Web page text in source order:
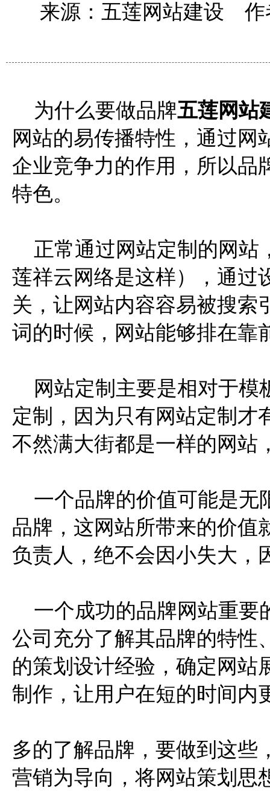
来源：五莲网站建设
为什么要做品牌五莲网站
网站的易传播特性，通过网
企业竞争力的作用，所以品
特色。
正常通过网站定制的网站
莲祥云网络是这样），通过
关，让网站内容容易被搜索
词的时候，网站能够排在靠
网站定制主要是相对于模
定制，因为只有网站定制才
不然满大街都是一样的网站
一个品牌的价值可能是无
品牌，这网站所带来的价值
负责人，绝不会因小失大，
一个成功的品牌网站重要
公司充分了解其品牌的特性
的策划设计经验，确定网站
制作，让用户在短的时间内
多的了解品牌，要做到这些
营销为导向，将网站策划思